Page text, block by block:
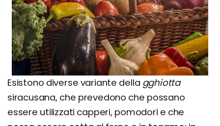
Esistono diverse variante della gghiotta
siracusana, che prevedono che possano
essere utilizzati capperi, pomodori e che